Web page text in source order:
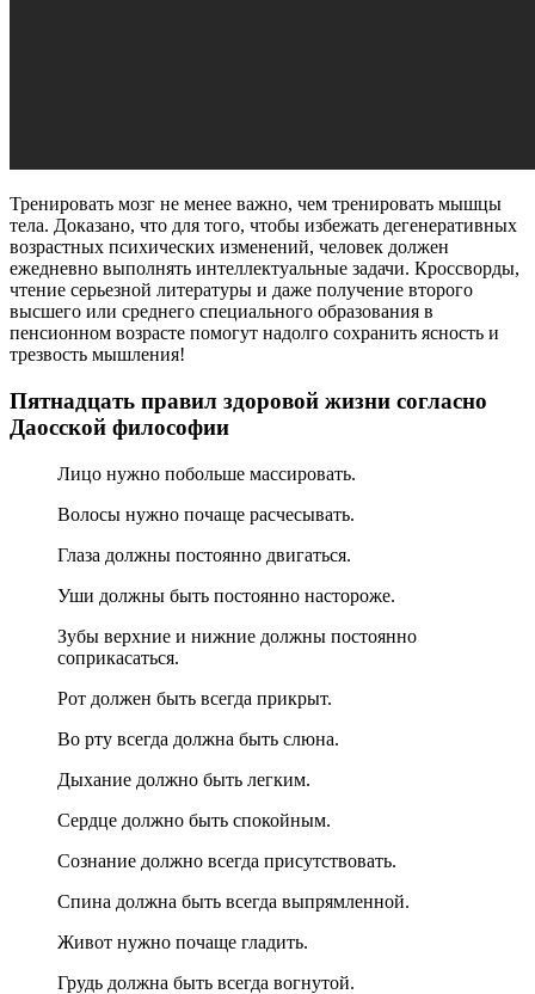
Тренировать мозг не менее важно, чем тренировать мышцы
тела. Доказано, что для того, чтобы избежать дегенеративных
возрастных психических изменений, человек должен
ежедневно выполнять интеллектуальные задачи. Кроссворды,
чтение серьезной литературы и даже получение второго
высшего или среднего специального образования в
пенсионном возрасте помогут надолго сохранить ясность и
трезвость мышления!
Пятнадцать правил здоровой жизни согласно
Даосской философии
Лицо нужно побольше массировать.
Волосы нужно почаще расчесывать.
Глаза должны постоянно двигаться.
Уши должны быть постоянно настороже.
Зубы верхние и нижние должны постоянно
соприкасаться.
Рот должен быть всегда прикрыт.
Во рту всегда должна быть слюна.
Дыхание должно быть легким.
Сердце должно быть спокойным.
Сознание должно всегда присутствовать.
Спина должна быть всегда выпрямленной.
Живот нужно почаще гладить.
Грудь должна быть всегда вогнутой.